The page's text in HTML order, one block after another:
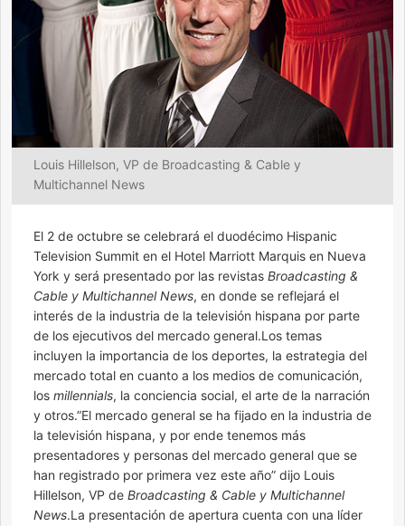
Louis Hillelson, VP de Broadcasting & Cable y
Multichannel News
El 2 de octubre se celebrará el duodécimo Hispanic
Television Summit en el Hotel Marriott Marquis en Nueva
York y será presentado por las revistas Broadcasting &
Cable y Multichannel News, en donde se reflejará el
interés de la industria de la televisión hispana por parte
de los ejecutivos del mercado general.Los temas
incluyen la importancia de los deportes, la estrategia del
mercado total en cuanto a los medios de comunicación,
los millennials, la conciencia social, el arte de la narración
y otros.”El mercado general se ha fijado en la industria de
la televisión hispana, y por ende tenemos más
presentadores y personas del mercado general que se
han registrado por primera vez este año” dijo Louis
Hillelson, VP de Broadcasting & Cable y Multichannel
News.La presentación de apertura cuenta con una líder